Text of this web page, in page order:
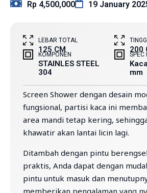
Rp 4,500,000
19 January
LEBAR TOTAL
125 CM 200
KOMPONEN
STAINLES STEEL
304
SPEC
mm
Screen Shower dengan desain
fungsional, partisi kaca ini
area mandi tetap kering,
khawatir akan lantai licin lagi.
Ditambah dengan pintu
praktis, Anda dapat dengan
pintu untuk masuk dan
memberikan pengalaman yang